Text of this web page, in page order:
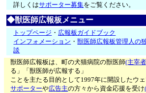
詳しくはサポーター募集をご覧ください。
◆獣医師広報板メニュー
トップページ ・ 広報板ガイドブック
インフォメーション ・獣医師広報板管理人の
談
獣医師広報板は、町の犬猫病院の獣医師(主宰
る」「獣医師が広報する」
ことを主たる目的として1997年に開設したウ
サポーターや広告主の方々から資金応援を受け